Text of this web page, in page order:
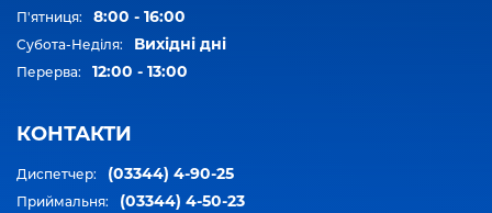
П'ятниця: 8:00 - 16:00
Субота-Неділя: Вихідні дні
Перерва: 12:00 - 13:00
КОНТАКТИ
Диспетчер: (03344) 4-90-25
Приймальня: (03344) 4-50-23